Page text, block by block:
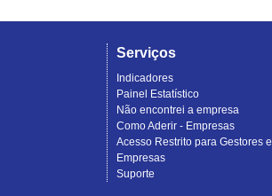
Serviços
Indicadores
Painel Estatístico
Não encontrei a empresa
Como Aderir - Empresas
Acesso Restrito para Gestores e
Empresas
Suporte